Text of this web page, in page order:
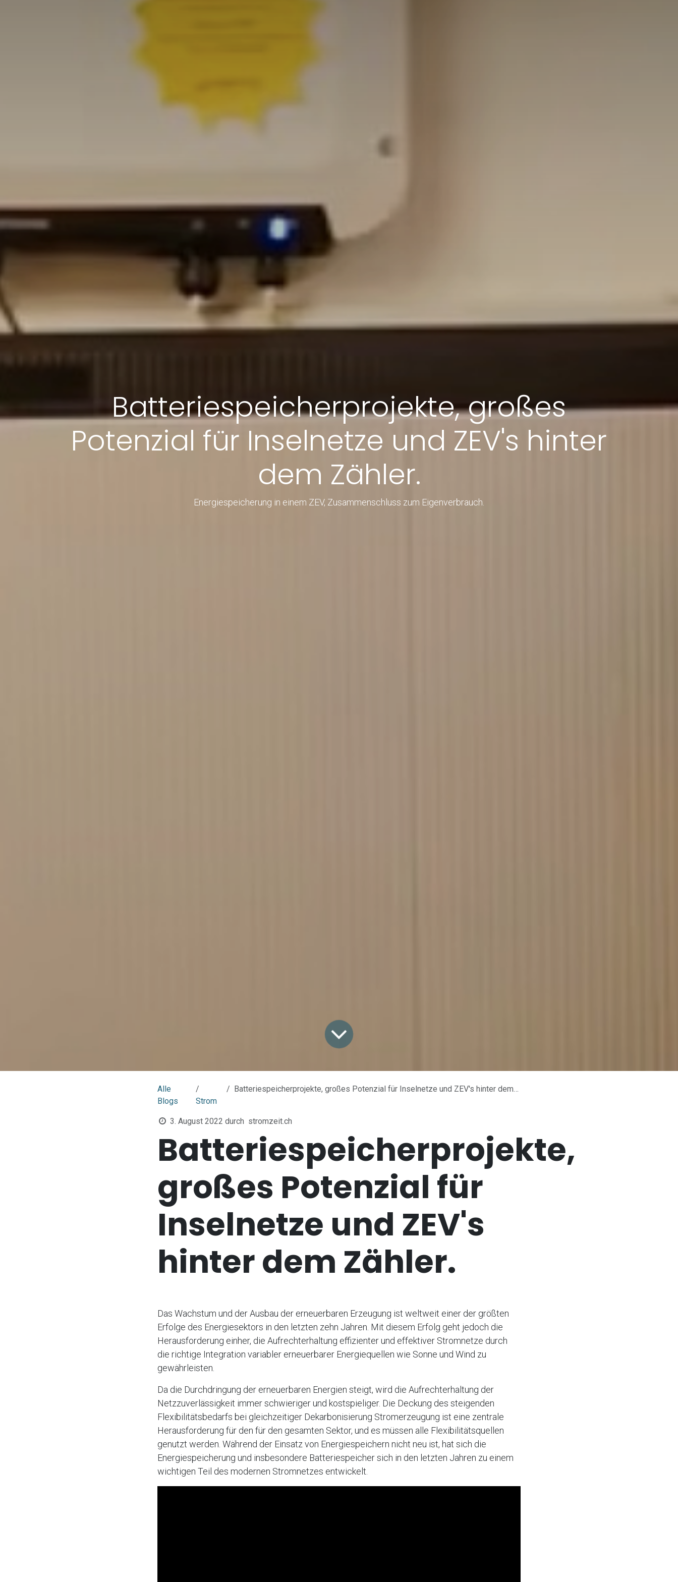
Batteriespeicherprojekte, großes
Potenzial für Inselnetze und ZEV's hinter
dem Zähler.
Energiespeicherung in einem ZEV, Zusammenschluss zum Eigenverbrauch.
Alle
Blogs
Strom
Batteriespeicherprojekte, großes Potenzial für Inselnetze und ZEV's hinter dem Zähler.
3. August 2022 durch stromzeit.ch
Batteriespeicherprojekte,
großes Potenzial für
Inselnetze und ZEV's
hinter dem Zähler.
Das Wachstum und der Ausbau der erneuerbaren Erzeugung ist weltweit einer der größten
Erfolge des Energiesektors in den letzten zehn Jahren. Mit diesem Erfolg geht jedoch die
Herausforderung einher, die Aufrechterhaltung effizienter und effektiver Stromnetze durch
die richtige Integration variabler erneuerbarer Energiequellen wie Sonne und Wind zu
gewährleisten.
Da die Durchdringung der erneuerbaren Energien steigt, wird die Aufrechterhaltung der
Netzzuverlässigkeit immer schwieriger und kostspieliger. Die Deckung des steigenden
Flexibilitätsbedarfs bei gleichzeitiger Dekarbonisierung Stromerzeugung ist eine zentrale
Herausforderung für den für den gesamten Sektor, und es müssen alle Flexibilitätsquellen
genutzt werden. Während der Einsatz von Energiespeichern nicht neu ist, hat sich die
Energiespeicherung und insbesondere Batteriespeicher sich in den letzten Jahren zu einem
wichtigen Teil des modernen Stromnetzes entwickelt.